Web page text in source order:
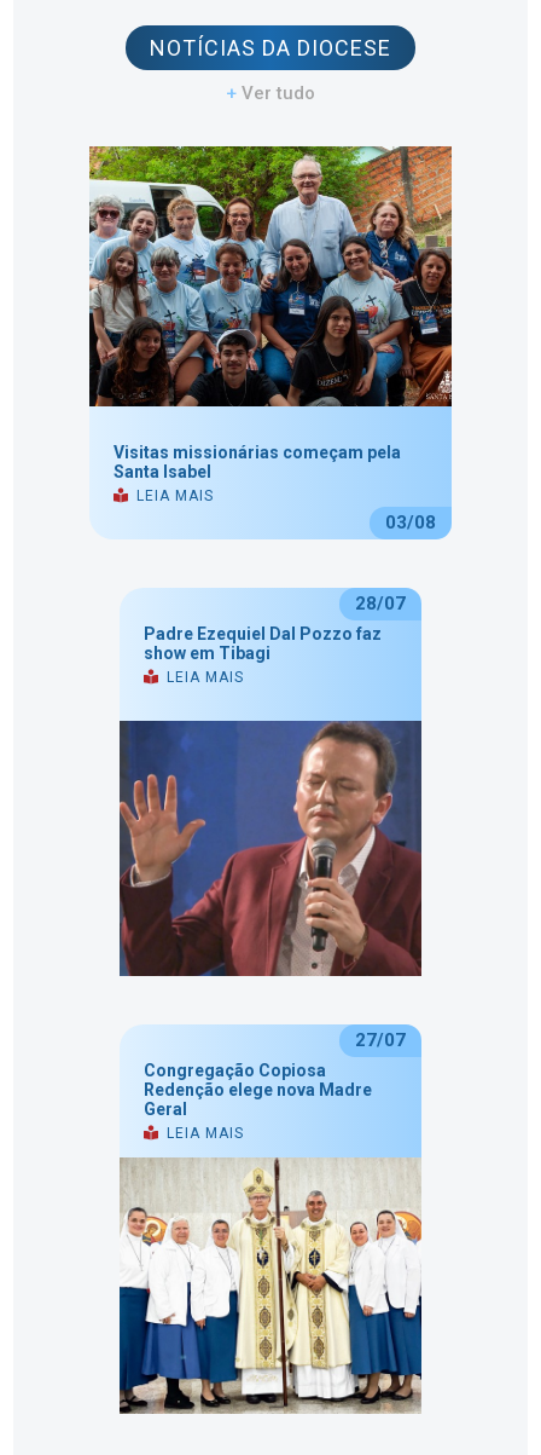
NOTÍCIAS DA DIOCESE
+Ver tudo
03/08
Visitas missionárias começam pela
Santa Isabel
LEIA MAIS
28/07
Padre Ezequiel Dal Pozzo faz
show em Tibagi
LEIA MAIS
27/07
Congregação Copiosa
Redenção elege nova Madre
Geral
LEIA MAIS